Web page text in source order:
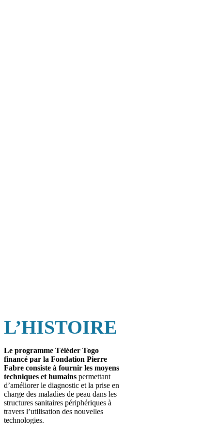
L’HISTOIRE
Le programme Téléder Togo
financé par la Fondation Pierre
Fabre consiste à fournir les moyens
techniques et humains permettant
d’améliorer le diagnostic et la prise en
charge des maladies de peau dans les
structures sanitaires périphériques à
travers l’utilisation des nouvelles
technologies.